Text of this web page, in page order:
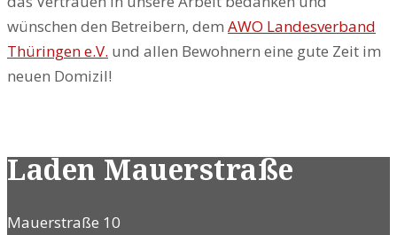
wünschen den Betreibern, dem AWO Landesverband
Thüringen e.V. und allen Bewohnern eine gute Zeit im
neuen Domizil!
Laden Mauerstraße
Mauerstraße 10